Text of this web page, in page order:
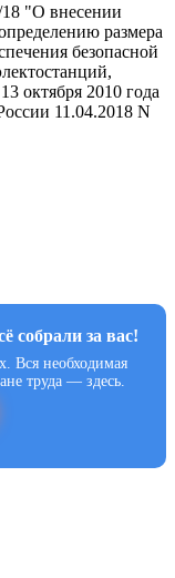
"О внесении
размера
безопасной
октября 2010 года
11.04.2018 N
собрали за вас!
Вся необходимая
труда — здесь.